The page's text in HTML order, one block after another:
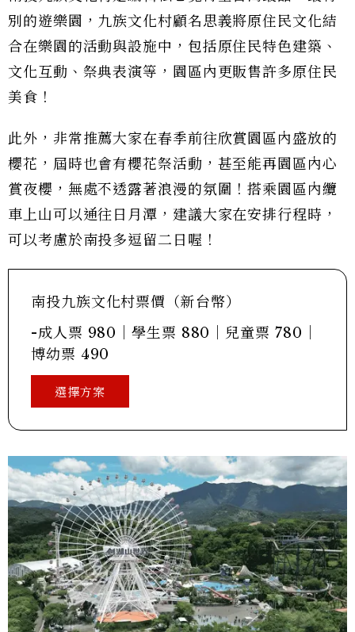
別的遊樂園，九族文化村顧名思義將原住民文化結
合在樂園的活動與設施中，包括原住民特色建築、
文化互動、祭典表演等，園區內更販售許多原住民
美食！
此外，非常推薦大家在春季前往欣賞園區內盛放的
櫻花，屆時也會有櫻花祭活動，甚至能再園區內心
賞夜櫻，無處不透露著浪漫的氛圍！搭乘園區內纜
車上山可以通往日月潭，建議大家在安排行程時，
可以考慮於南投多逗留二日喔！
南投九族文化村票價（新台幣）
-成人票 980｜學生票 880｜兒童票 780｜
博幼票 490
選擇方案